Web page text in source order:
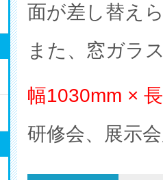
面が差し替え
また、窓ガラ
幅1030mm ×
研修会、展示